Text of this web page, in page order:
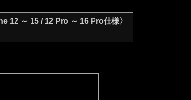
12 ～ 15 / 12 Pro ～ 16 Pro仕様〉